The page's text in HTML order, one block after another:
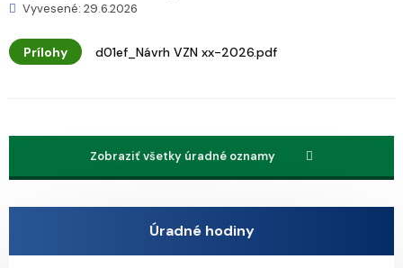
Vyvesené: 29.6.2026
Prílohy d01ef_Návrh VZN xx-2026.pdf
Zobraziť všetky úradné oznamy
Úradné hodiny